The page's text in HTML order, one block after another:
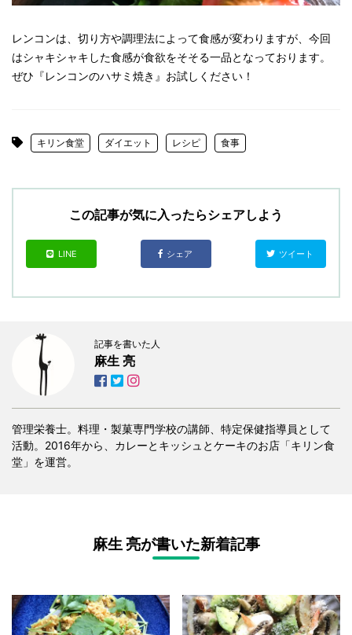
レンコンは、切り方や調理法によって食感が変わりますが、今回
はシャキシャキした食感が食欲をそそる一品となっております。
ぜひ『レンコンのハサミ焼き』お試しください！
キリン食堂 ダイエット レシピ 食事
この記事が気に入ったらシェアしよう
LINE シェア ツイート
記事を書いた人
麻生 亮
管理栄養士。料理・製菓専門学校の講師、特定保健指導員として
活動。2016年から、カレーとキッシュとケーキのお店「キリン食
堂」を運営。
麻生 亮が書いた新着記事